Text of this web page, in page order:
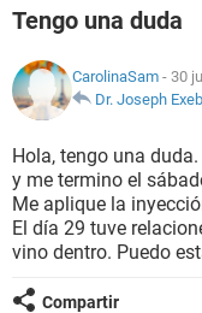
FAMILIA
NUTRICIÓN
BIENESTAR
SEXUALIDAD
GLOSARIO
Tengo una duda
CarolinaSam - 30
Dr. Joseph
Hola, tengo una
y me termino el
Me aplique la
El día 29 tuve
vino dentro. Puedo
Compartir